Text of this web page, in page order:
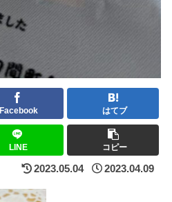
Facebook はてブ
LINE コピー
2023.05.04 2023.04.09